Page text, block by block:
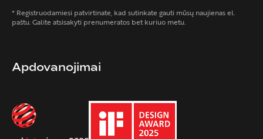
* Registruodamiesi patvirtinate, kad sutinkate gauti mūsų naujienas el.
paštu. Galite atsisakyti prenumeratos bet kuriuo metu.
Apdovanojimai